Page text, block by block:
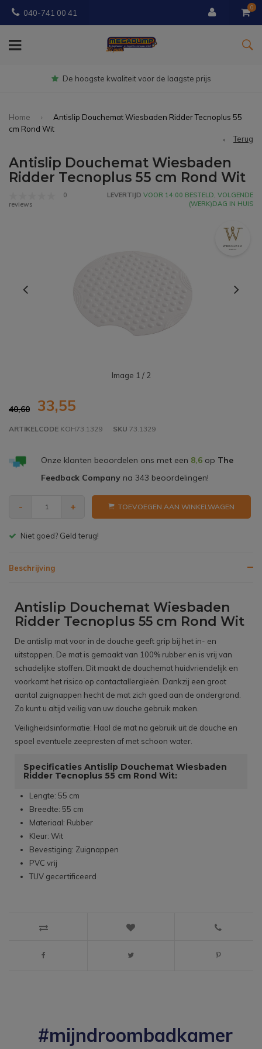
040-741 00 41
0
Gratisbezorgd vanaf € 150
Home
Antislip Douchemat Wiesbaden Ridder Tecnoplus 55
cm Rond Wit
Terug
Antislip Douchemat Wiesbaden
Ridder Tecnoplus 55 cm Rond Wit
0
reviews
LEVERTIJD VOOR 14:00 BESTELD, VOLGENDE
(WERK)DAG IN HUIS
Image 1 / 2
40,60 33,55
ARTIKELCODE KOH73.1329 SKU 73.1329
Onze klanten beoordelen ons met een 8,6op The
Feedback Companyna 343 beoordelingen!
- + TOEVOEGEN AAN WINKELWAGEN
Gratis bezorgen v.a. € 150,- (NL)
Beschrijving
Antislip Douchemat Wiesbaden
Ridder Tecnoplus 55 cm Rond Wit
De antislip mat voor in de douche geeft grip bij het in- en
uitstappen. De mat is gemaakt van 100% rubber en is vrij van
schadelijke stoffen. Dit maakt de douchemat huidvriendelijk en
voorkomt het risico op contactallergieën. Dankzij een groot
aantal zuignappen hecht de mat zich goed aan de ondergrond.
Zo kunt u altijd veilig van uw douche gebruik maken.
Veiligheidsinformatie: Haal de mat na gebruik uit de douche en
spoel eventuele zeepresten af met schoon water.
Specificaties Antislip Douchemat Wiesbaden
Ridder Tecnoplus 55 cm Rond Wit:
Lengte: 55 cm
Breedte: 55 cm
Materiaal: Rubber
Kleur: Wit
Bevestiging: Zuignappen
PVC vrij
TUV gecertificeerd
#mijndroombadkamer